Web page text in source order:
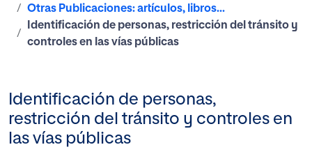
Otras Publicaciones: artículos, libros...
Identificación de personas, restricción del tránsito y
controles en las vías públicas
Identificación de personas,
restricción del tránsito y controles en
las vías públicas